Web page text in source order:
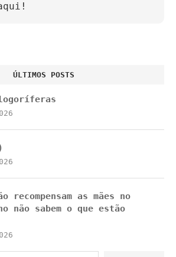
ÚLTIMOS POSTS
recompensam as mães no
não sabem o que estão